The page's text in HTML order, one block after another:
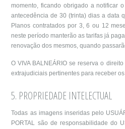
momento, ficando obrigado a notificar
antecedência de 30 (trinta) dias a data
Planos contratados por 3, 6 ou 12
neste período manterão as tarifas já
renovação dos mesmos, quando
O VIVA BALNEÁRIO se reserva o
extrajudiciais pertinentes para receber
5. PROPRIEDADE INTELECTUAL
Todas as imagens inseridas pelo
PORTAL são de responsabilidade do